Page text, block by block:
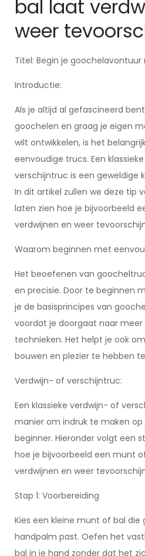
bal laat
weer
Titel: Begin je
Introductie:
Als je altijd al gefascineerd
goochelen en graag je eigen
wilt ontwikkelen, is het
eenvoudige trucs. Een
verschijntruc is een geweldige
In dit artikel zullen we deze tip
laten zien hoe je bijvoorbeeld
verdwijnen en weer
Waarom beginnen met
Het beoefenen van
en precisie. Door te beginnen
je de basisprincipes van
voordat je doorgaat naar
technieken. Het helpt je ook
bouwen en plezier te hebben
Verdwijn- of verschijntruc:
Een klassieke verdwijn- of
manier om indruk te maken op
beginner. Hieronder volgt een
hoe je bijvoorbeeld een munt
verdwijnen en weer
Stap 1: Voorbereiding
Kies een kleine munt of bal die
handpalm past. Oefen het
bal in je hand zonder dat het